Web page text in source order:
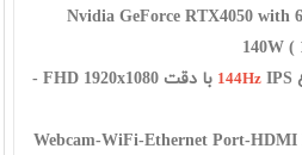
Nvidia GeForce RTX4050 with
140W (
144Hz
IPS با دقت FHD 1920x1080 -
Webcam-WiFi-Ethernet Port-